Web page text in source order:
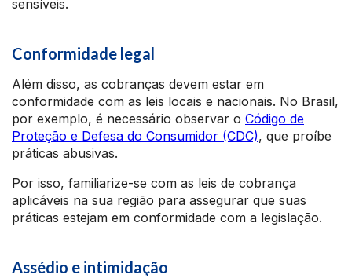
sensíveis.
Conformidade legal
Além disso, as cobranças devem estar em
conformidade com as leis locais e nacionais. No Brasil,
por exemplo, é necessário observar o Código de
Proteção e Defesa do Consumidor (CDC), que proíbe
práticas abusivas.
Por isso, familiarize-se com as leis de cobrança
aplicáveis na sua região para assegurar que suas
práticas estejam em conformidade com a legislação.
Assédio e intimidação